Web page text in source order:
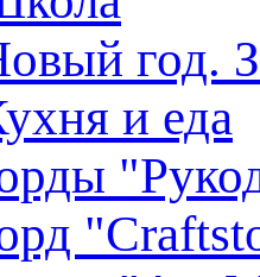
год.
и еда